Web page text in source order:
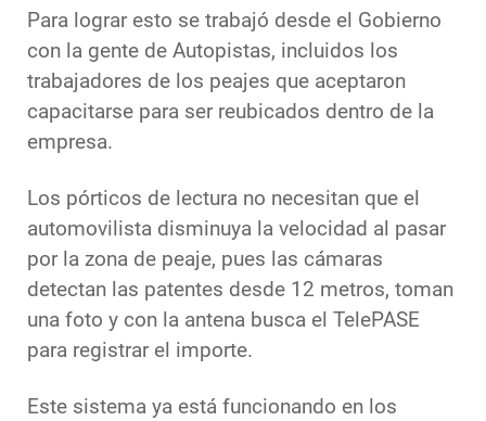
Para lograr esto se trabajó desde el Gobierno
con la gente de Autopistas, incluidos los
trabajadores de los peajes que aceptaron
capacitarse para ser reubicados dentro de la
empresa.
Los pórticos de lectura no necesitan que el
automovilista disminuya la velocidad al pasar
por la zona de peaje, pues las cámaras
detectan las patentes desde 12 metros, toman
una foto y con la antena busca el TelePASE
para registrar el importe.
Este sistema ya está funcionando en los